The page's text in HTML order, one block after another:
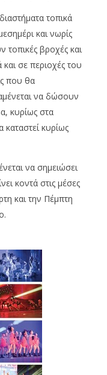
τοπικά
και νωρίς
βροχές και
σε περιοχές του
που θα
να δώσουν
κυρίως στα
κυρίως
να σημειώσει
κοντά στις μέσες
και την Πέμπτη